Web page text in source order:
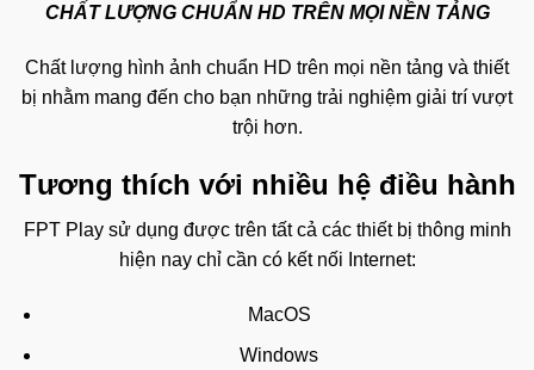
CHẤT LƯỢNG CHUẨN HD TRÊN MỌI NỀN TẢNG
Chất lượng hình ảnh chuẩn HD trên mọi nền tảng và thiết
bị nhằm mang đến cho bạn những trải nghiệm giải trí vượt
trội hơn.
Tương thích với nhiều hệ điều hành
FPT Play sử dụng được trên tất cả các thiết bị thông minh
hiện nay chỉ cần có kết nối Internet:
MacOS
Windows